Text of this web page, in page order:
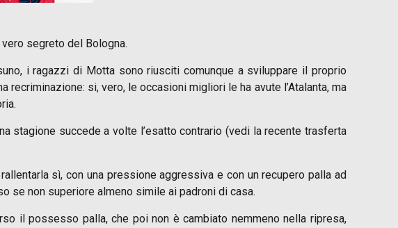
segreto del Bologna.
i ragazzi di Motta sono riusciti comunque a sviluppare il proprio
si, vero, le occasioni migliori le ha avute l’Atalanta, ma
stagione succede a volte l’esatto contrario (vedi la recente trasferta
sì, con una pressione aggressiva e con un recupero palla ad
se non superiore almeno simile ai padroni di casa.
il possesso palla, che poi non è cambiato nemmeno nella ripresa,